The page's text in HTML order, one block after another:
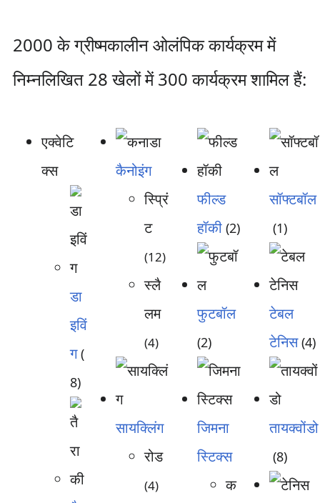
2000 के ग्रीष्मकालीन ओलंपिक कार्यक्रम में
निम्नलिखित 28 खेलों में 300 कार्यक्रम शामिल हैं:
एक्वेटि
क्स
डा
इविं
ग (
8)
कैनोइंग
स्प्रिं
ट
(12)
स्लै
लम
(4)
सायक्लिंग
रोड
(4)
फील्ड
हॉकी (2)
फुटबॉल
(2)
जिमना
स्टिक्स
क
सॉफ्टबॉल
(1)
टेबल
टेनिस (4)
तायक्वोंडो
(8)